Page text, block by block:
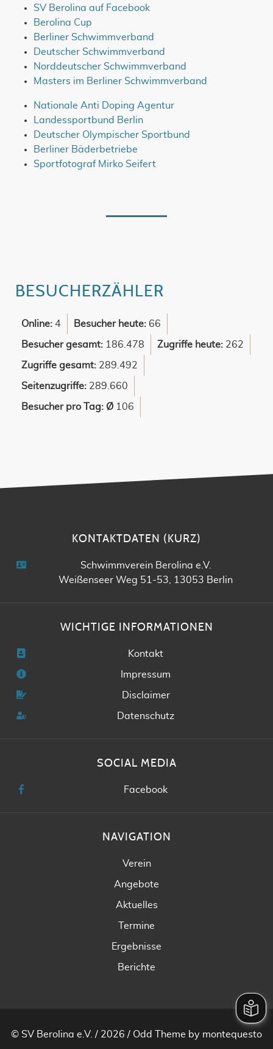
SV Berolina auf Facebook
Berolina Cup
Berliner Schwimmverband
Deutscher Schwimmverband
Norddeutscher Schwimmverband
Masters im Berliner Schwimmverband
Nationale Anti Doping Agentur
Landessportbund Berlin
Deutscher Olympischer Sportbund
Berliner Bäderbetriebe
Sportfotograf Mirko Seifert
BESUCHERZÄHLER
Online: 4 Besucher heute: 66
Besucher gesamt: 186.478 Zugriffe heute: 262
Zugriffe gesamt: 289.492
Seitenzugriffe: 289.660
Besucher pro Tag: Ø 106
KONTAKTDATEN (KURZ)
Schwimmverein Berolina e.V.
Weißenseer Weg 51-53, 13053 Berlin
WICHTIGE INFORMATIONEN
Kontakt
Impressum
Disclaimer
Datenschutz
SOCIAL MEDIA
Facebook
NAVIGATION
Verein
Angebote
Aktuelles
Termine
Ergebnisse
Berichte
© SV Berolina e.V. / 2026 / Odd Theme by montequesto